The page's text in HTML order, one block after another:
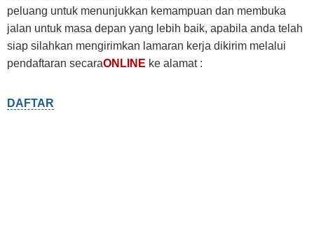
peluang untuk menunjukkan kemampuan dan membuka
jalan untuk masa depan yang lebih baik, apabila anda telah
siap silahkan mengirimkan lamaran kerja dikirim melalui
pendaftaran secaraONLINE ke alamat :
DAFTAR